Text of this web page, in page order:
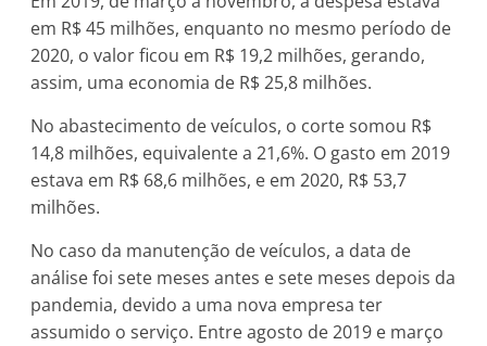
em R$ 45 milhões, enquanto no mesmo período de
2020, o valor ficou em R$ 19,2 milhões, gerando,
assim, uma economia de R$ 25,8 milhões.
No abastecimento de veículos, o corte somou R$
14,8 milhões, equivalente a 21,6%. O gasto em 2019
estava em R$ 68,6 milhões, e em 2020, R$ 53,7
milhões.
No caso da manutenção de veículos, a data de
análise foi sete meses antes e sete meses depois da
pandemia, devido a uma nova empresa ter
assumido o serviço. Entre agosto de 2019 e março